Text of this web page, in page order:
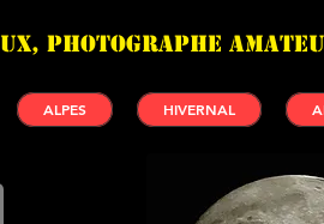
photographe
ALPES HIVERNAL